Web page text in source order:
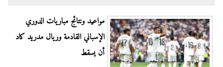
مواعيد ونتائج مباريات الدوري
الإسباني القادمة وريال مدريد كاد
أن يسقط